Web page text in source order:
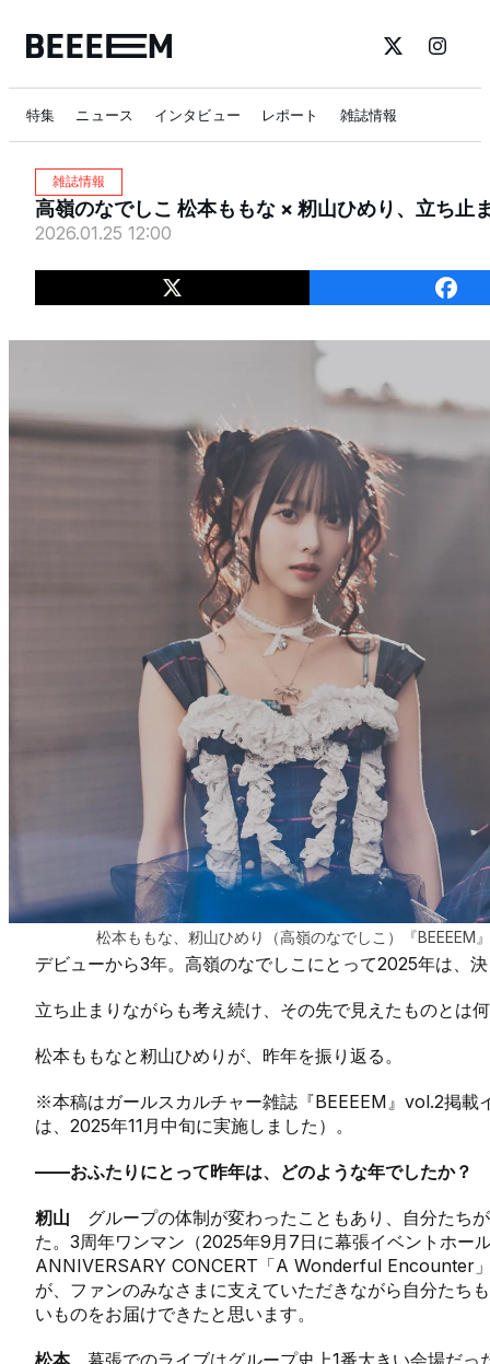
特集 ニュース インタビュー レポート 雑誌情報
雑誌情報
高嶺のなでしこ 松本ももな × 籾山ひめり、立ち止
2026.01.25 12:00
松本ももな、籾山ひめり（高嶺のなでしこ）『
デビューから3年。高嶺のなでしこにとって2025年は、
立ち止まりながらも考え続け、その先で見えたものとは
松本ももなと籾山ひめりが、昨年を振り返る。
※本稿はガールスカルチャー雑誌『BEEEEM』vol.2掲載
は、2025年11月中旬に実施しました）。
——おふたりにとって昨年は、どのような年でしたか？
籾山 グループの体制が変わったこともあり、自分たち
た。3周年ワンマン（2025年9月7日に幕張イベントホー
ANNIVERSARY CONCERT「A Wonderful Encounter
が、ファンのみなさまに支えていただきながら自分たち
いものをお届けできたと思います。